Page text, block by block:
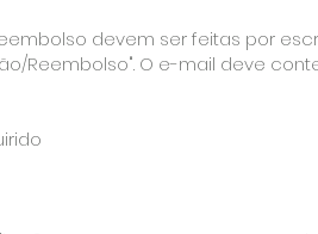
devem ser feitas por
Reembolso". O e-mail deve